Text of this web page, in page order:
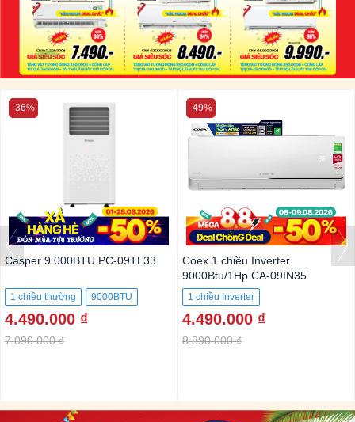
Casper 9.000BTU PC-09TL33
1 chiều thường 9000BTU
4.490.000 ₫
7.090.000 ₫
-36%
Coex 1 chiều Inverter
9000Btu/1Hp CA-09IN35
1 chiều Inverter
4.490.000 ₫
8.890.000 ₫
-49%